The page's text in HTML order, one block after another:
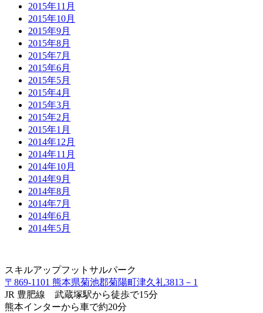
2015年11月
2015年10月
2015年9月
2015年8月
2015年7月
2015年6月
2015年5月
2015年4月
2015年3月
2015年2月
2015年1月
2014年12月
2014年11月
2014年10月
2014年9月
2014年8月
2014年7月
2014年6月
2014年5月
スキルアップフットサルパーク
〒869-1101 熊本県菊池郡菊陽町津久礼3813－1
JR 豊肥線 武蔵塚駅から徒歩で15分
熊本インターから車で約20分